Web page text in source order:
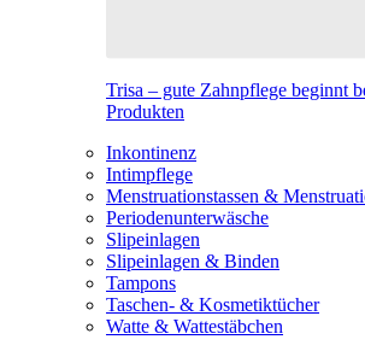
Trisa – gute Zahnpflege beginnt
Produkten
Inkontinenz
Intimpflege
Menstruationstassen &
Periodenunterwäsche
Slipeinlagen
Slipeinlagen & Binden
Tampons
Taschen- & Kosmetiktücher
Watte & Wattestäbchen